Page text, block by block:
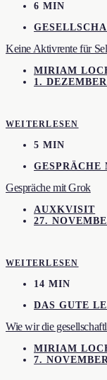
6 MIN
Keine Aktivrente für
MIRIAM
1.
WEITERLESEN
5 MIN
GESPRÄCHE
Gespräche mit Grok
AUXKVISIT
27.
WEITERLESEN
14 MIN
DAS GUTE
Wie wir die
MIRIAM
7.